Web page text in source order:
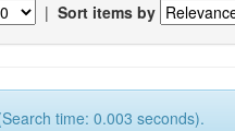
| Sort items by
time: 0.003 seconds).